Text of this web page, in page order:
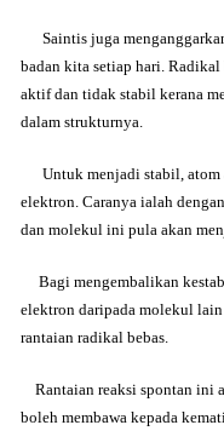
Saintis juga
badan kita setiap hari.Radikal
aktif dan tidak stabil kerana
dalam strukturnya.
Untuk menjadi stabil, atom
elektron. Caranya ialah
dan molekul ini pula akan
Bagi mengembalikan
elektron daripada molekul
rantaianradikal bebas.
Rantaian reaksi spontan ini
boleh membawa kepada